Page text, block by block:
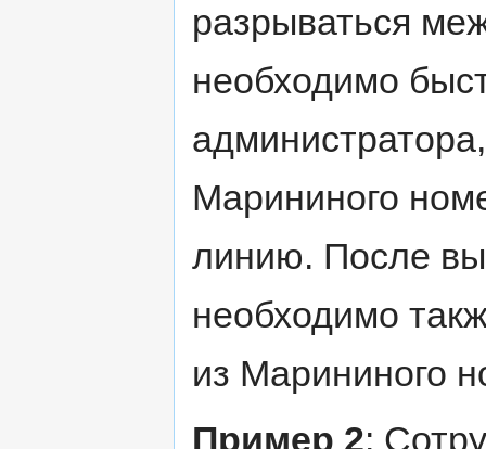
разрываться
необходимо
Марининого
линию. После
необходимо
из Марининого
Пример 2: